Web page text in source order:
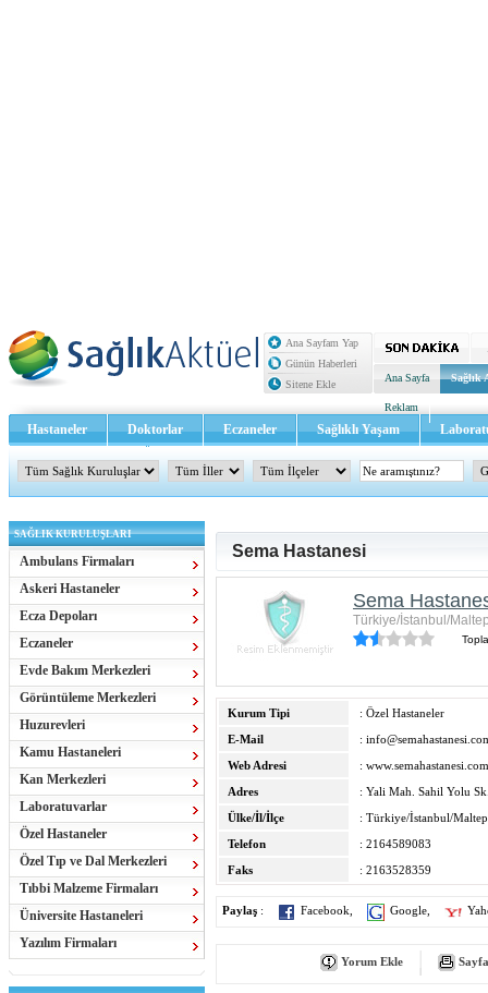
Ana Sayfam Yap
Günün Haberleri
Sitene Ekle
Ana Sayfa Sağlık
Reklam
Hastaneler Doktorlar Eczaneler Sağlıklı Yaşam
Sağlık TV - Video İletişim
SAĞLIK KURULUŞLARI
Ambulans Firmaları
Askeri Hastaneler
Ecza Depoları
Eczaneler
Evde Bakım Merkezleri
Görüntüleme Merkezleri
Huzurevleri
Kamu Hastaneleri
Kan Merkezleri
Laboratuvarlar
Özel Hastaneler
Özel Tıp ve Dal Merkezleri
Tıbbi Malzeme Firmaları
Üniversite Hastaneleri
Yazılım Firmaları
Sema Hastanesi
Sema
Türkiye/İstanbul/
Kurum Tipi
: Özel Hastaneler
E-Mail
:
Web Adresi
:
Adres
: Yali Mah. Sahil Yolu
Ülke/İl/İlçe
: Türkiye/İstanbul/
Telefon
: 2164589083
Faks
: 2163528359
Paylaş : Facebook Google
Yorum Ekle